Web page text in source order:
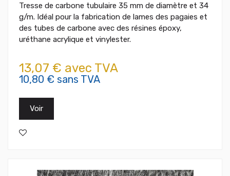
Tresse de carbone tubulaire 35 mm de diamètre et 34
g/m. Idéal pour la fabrication de lames des pagaies et
des tubes de carbone avec des résines époxy,
uréthane acrylique et vinylester.
13,07 € avec TVA
10,80 € sans TVA
Voir